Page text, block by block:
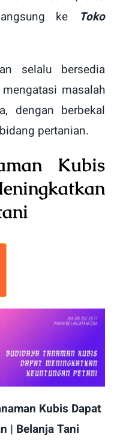
ke
Toko
selalu bersedia
masalah
dengan berbekal
pertanian.
Kubis
Kubis Dapat
| Belanja Tani